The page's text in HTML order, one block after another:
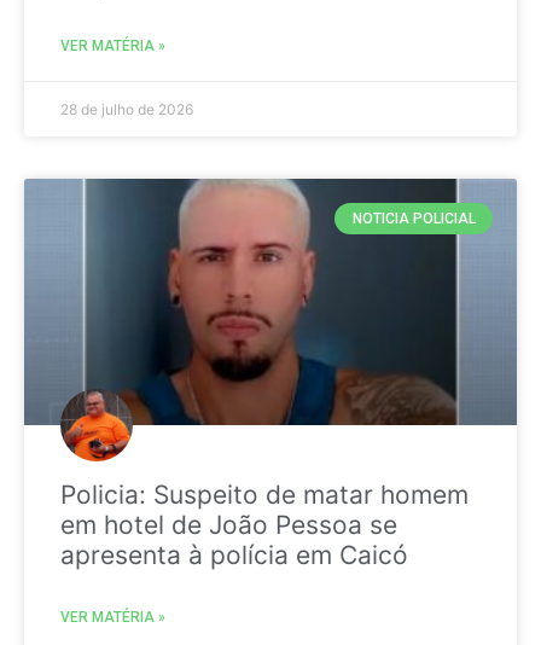
VER MATÉRIA »
28 de julho de 2026
NOTICIA POLICIAL
Policia: Suspeito de matar homem
em hotel de João Pessoa se
apresenta à polícia em Caicó
VER MATÉRIA »